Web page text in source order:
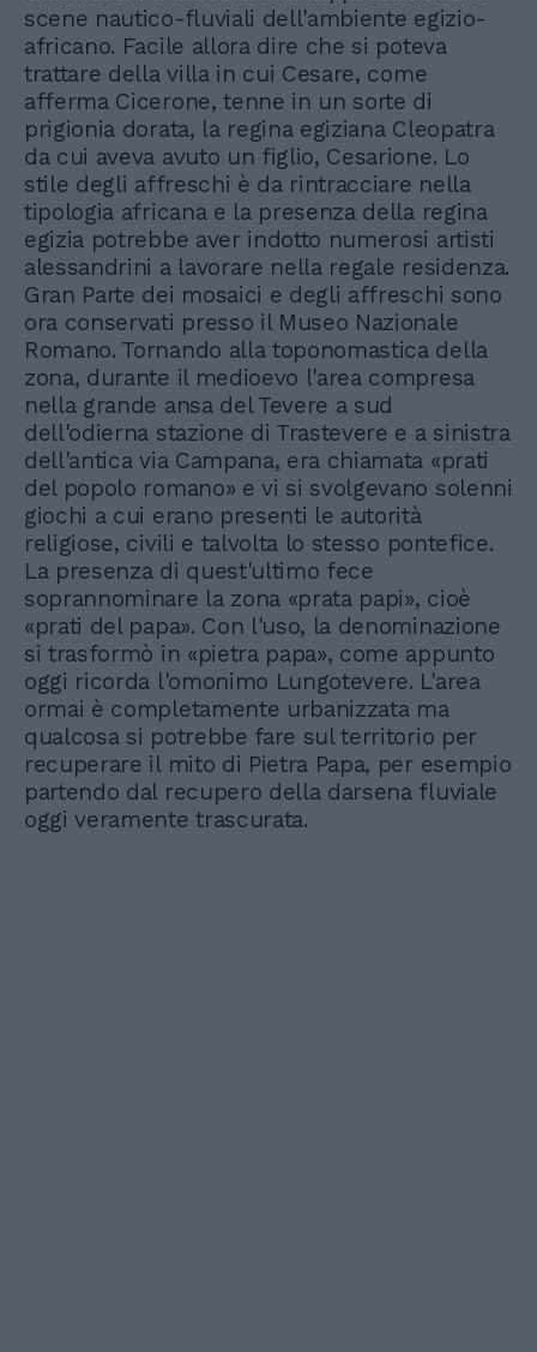
scene nautico-fluviali dell'ambiente egizio-
africano. Facile allora dire che si poteva
trattare della villa in cui Cesare, come
afferma Cicerone, tenne in un sorte di
prigionia dorata, la regina egiziana Cleopatra
da cui aveva avuto un figlio, Cesarione. Lo
stile degli affreschi è da rintracciare nella
tipologia africana e la presenza della regina
egizia potrebbe aver indotto numerosi artisti
alessandrini a lavorare nella regale residenza.
Gran Parte dei mosaici e degli affreschi sono
ora conservati presso il Museo Nazionale
Romano. Tornando alla toponomastica della
zona, durante il medioevo l'area compresa
nella grande ansa del Tevere a sud
dell'odierna stazione di Trastevere e a sinistra
dell'antica via Campana, era chiamata «prati
del popolo romano» e vi si svolgevano solenni
giochi a cui erano presenti le autorità
religiose, civili e talvolta lo stesso pontefice.
La presenza di quest'ultimo fece
soprannominare la zona «prata papi», cioè
«prati del papa». Con l'uso, la denominazione
si trasformò in «pietra papa», come appunto
oggi ricorda l'omonimo Lungotevere. L'area
ormai è completamente urbanizzata ma
qualcosa si potrebbe fare sul territorio per
recuperare il mito di Pietra Papa, per esempio
partendo dal recupero della darsena fluviale
oggi veramente trascurata.